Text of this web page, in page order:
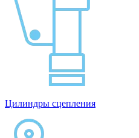
Цилиндры сцепления